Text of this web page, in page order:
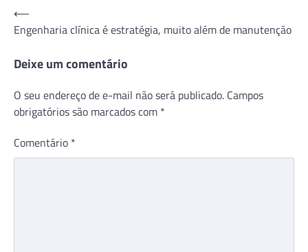
Navegação
de
Post
⟵
Engenharia clínica é estratégia, muito além de manutenção
Deixe um comentário
O seu endereço de e-mail não será publicado. Campos
obrigatórios são marcados com *
Comentário *